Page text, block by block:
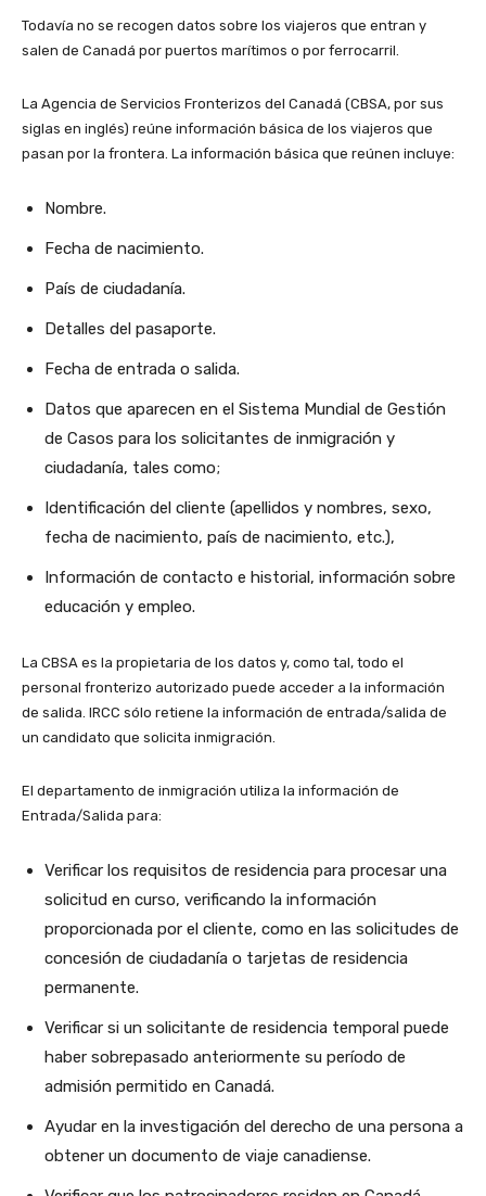
Todavía no se recogen datos sobre los viajeros que entran y
salen de Canadá por puertos marítimos o por ferrocarril.
La Agencia de Servicios Fronterizos del Canadá (CBSA, por sus
siglas en inglés) reúne información básica de los viajeros que
pasan por la frontera. La información básica que reúnen incluye:
Nombre.
Fecha de nacimiento.
País de ciudadanía.
Detalles del pasaporte.
Fecha de entrada o salida.
Datos que aparecen en el Sistema Mundial de Gestión
de Casos para los solicitantes de inmigración y
ciudadanía, tales como;
Identificación del cliente (apellidos y nombres, sexo,
fecha de nacimiento, país de nacimiento, etc.),
Información de contacto e historial, información sobre
educación y empleo.
La CBSA es la propietaria de los datos y, como tal, todo el
personal fronterizo autorizado puede acceder a la información
de salida. IRCC sólo retiene la información de entrada/salida de
un candidato que solicita inmigración.
El departamento de inmigración utiliza la información de
Entrada/Salida para:
Verificar los requisitos de residencia para procesar una
solicitud en curso, verificando la información
proporcionada por el cliente, como en las solicitudes de
concesión de ciudadanía o tarjetas de residencia
permanente.
Verificar si un solicitante de residencia temporal puede
haber sobrepasado anteriormente su período de
admisión permitido en Canadá.
Ayudar en la investigación del derecho de una persona a
obtener un documento de viaje canadiense.